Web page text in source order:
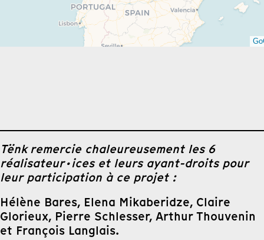
Tënk remercie chaleureusement les 6
réalisateur·ices et leurs ayant-droits pour
leur participation à ce projet :
Hélène Bares, Elena Mikaberidze, Claire
Glorieux, Pierre Schlesser, Arthur Thouvenin
et François Langlais.